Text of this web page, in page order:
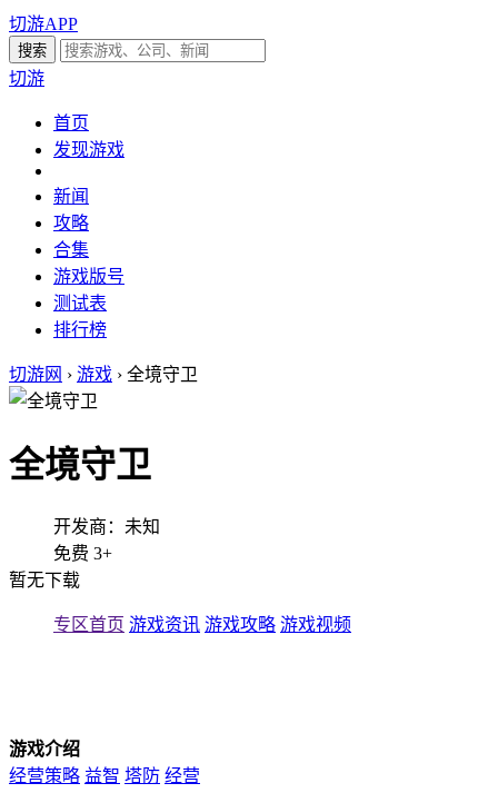
切游APP
切游
首页
发现游戏
新闻
攻略
合集
游戏版号
测试表
排行榜
切游网 › 游戏 › 全境守卫
全境守卫
开发商：未知
免费 3+
暂无下载
专区首页 游戏资讯 游戏攻略 游戏视频
游戏介绍
经营策略 益智 塔防 经营